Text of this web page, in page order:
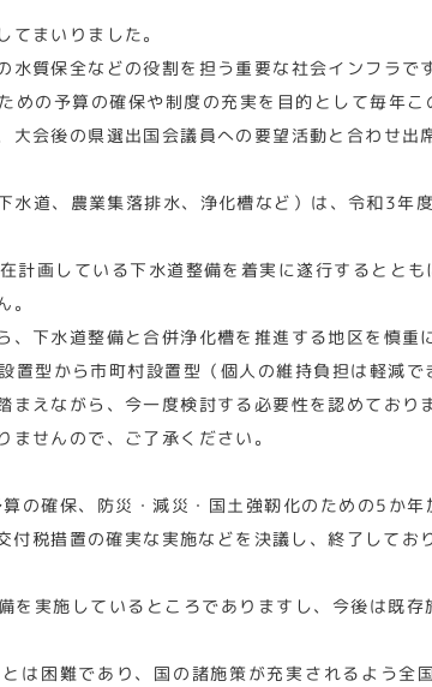
まいりました。
質保全などの役割を担う重要な社会インフラです
めの予算の確保や制度の充実を目的として毎年
会後の県選出国会議員への要望活動と合わせ出
水道、農業集落排水、浄化槽など）は、令和3
計画している下水道整備を着実に遂行するとと
下水道整備と合併浄化槽を推進する地区を慎重
置型から市町村設置型（個人の維持負担は軽減
えながら、今一度検討する必要性を認めており
せんので、ご了承ください。
の確保、防災・減災・国土強靭化のための5か
税措置の確実な実施などを決議し、終了してお
を実施しているところでありますし、今後は既
は困難であり、国の諸施策が充実されるよう